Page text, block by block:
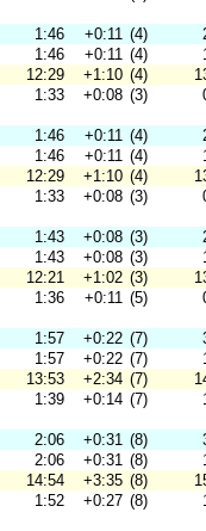
1:46 +0:11 (4)
1:46 +0:11 (4)
12:29
+1:10 (4)
1:33
+0:08 (3)
1:46 +0:11 (4)
1:46 +0:11 (4)
12:29
+1:10 (4)
1:33
+0:08 (3)
1:43 +0:08 (3)
1:43 +0:08 (3)
12:21
+1:02 (3)
1:36
+0:11 (5)
1:57 +0:22 (7)
1:57 +0:22 (7)
13:53
+2:34 (7)
1:39
+0:14 (7)
2:06 +0:31 (8)
2:06 +0:31 (8)
14:54
+3:35 (8)
1:52
+0:27 (8)